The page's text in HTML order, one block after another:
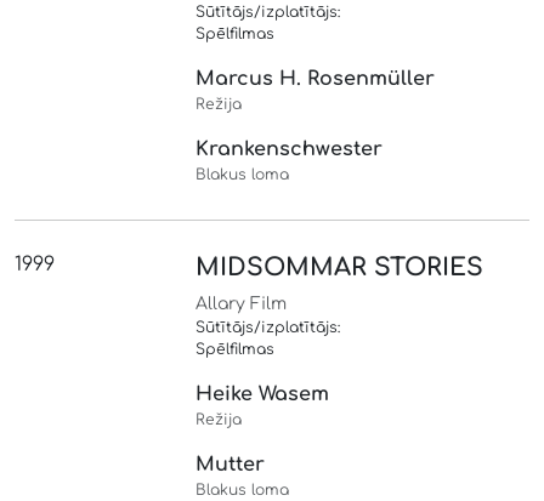
Sūtītājs/izplatītājs:
Spēlfilmas
Marcus H. Rosenmüller
Režija
Krankenschwester
Blakus loma
1999 MIDSOMMAR STORIES
Allary Film
Sūtītājs/izplatītājs:
Spēlfilmas
Heike Wasem
Režija
Mutter
Blakus loma